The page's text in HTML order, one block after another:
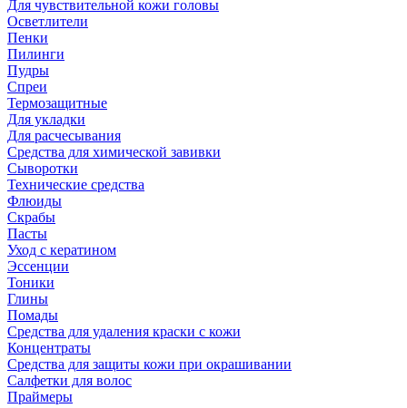
Для чувствительной кожи головы
Осветлители
Пенки
Пилинги
Пудры
Спреи
Термозащитные
Для укладки
Для расчесывания
Средства для химической завивки
Сыворотки
Технические средства
Флюиды
Скрабы
Пасты
Уход с кератином
Эссенции
Тоники
Глины
Помады
Средства для удаления краски с кожи
Концентраты
Средства для защиты кожи при окрашивании
Салфетки для волос
Праймеры